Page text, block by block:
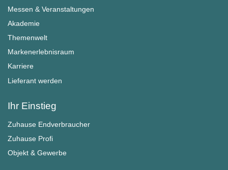
Messen & Veranstaltungen
Akademie
Themenwelt
Markenerlebnisraum
Karriere
Lieferant werden
Ihr Einstieg
Zuhause Endverbraucher
Zuhause Profi
Objekt & Gewerbe